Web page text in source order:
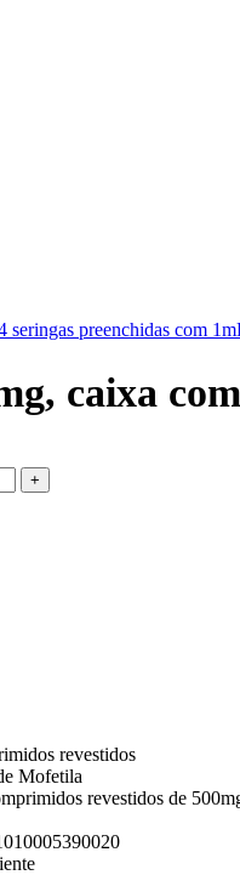
seringas preenchidas com
caixa
revestidos
Mofetila
revestidos de